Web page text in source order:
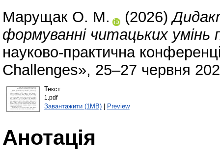
Марущак О. М. (2026)
формуванні читацьких умінь
науково-практична
Challenges», 25–27 червня
Текст
1.pdf
Завантажити (1MB)| Preview
Анотація